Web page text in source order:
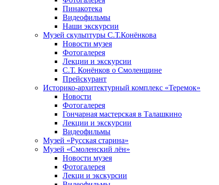
Пинакотека
Видеофильмы
Наши экскурсии
Музей скульптуры С.Т.Конёнкова
Новости музея
Фотогалерея
Лекции и экскурсии
С.Т. Конёнков о Смоленщине
Прейскурант
Историко-архитектурный комплекс «Теремок»
Новости
Фотогалерея
Гончарная мастерская в Талашкино
Лекции и экскурсии
Видеофильмы
Музей «Русская старина»
Музей «Смоленский лён»
Новости музея
Фотогалерея
Лекци и экскурсии